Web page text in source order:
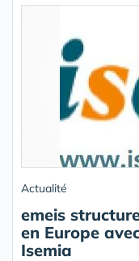
Actualité
emeis
en Europe
Isemia